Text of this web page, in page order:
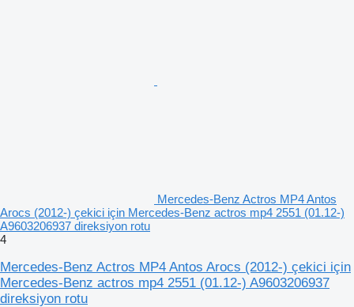
Mercedes-Benz Actros MP4 Antos
Arocs (2012-) çekici için Mercedes-Benz actros mp4 2551 (01.12-)
A9603206937 direksiyon rotu
4
Mercedes-Benz Actros MP4 Antos Arocs (2012-) çekici için
Mercedes-Benz actros mp4 2551 (01.12-) A9603206937
direksiyon rotu